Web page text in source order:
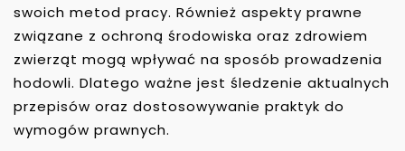
swoich metod pracy. Również aspekty prawne
związane z ochroną środowiska oraz zdrowiem
zwierząt mogą wpływać na sposób prowadzenia
hodowli. Dlatego ważne jest śledzenie aktualnych
przepisów oraz dostosowywanie praktyk do
wymogów prawnych.